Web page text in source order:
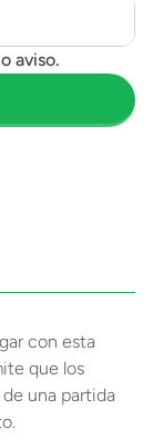
con esta
que los
una partida